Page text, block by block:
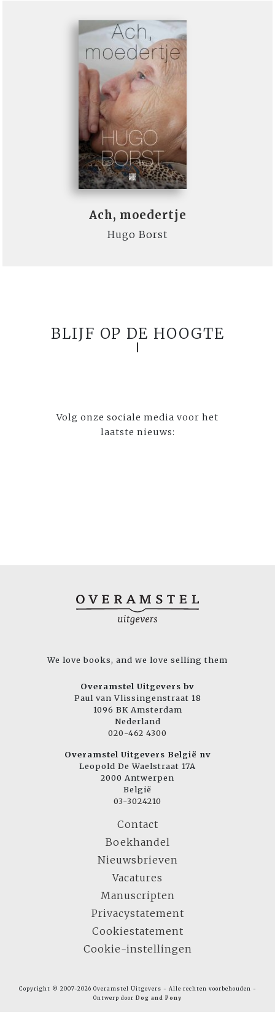
Ach, moedertje
Hugo Borst
BLIJF OP DE HOOGTE
Volg onze sociale media voor het
laatste nieuws:
We love books, and we love selling them
Overamstel Uitgevers bv
Paul van Vlissingenstraat 18
1096 BK Amsterdam
Nederland
020-462 4300
Overamstel Uitgevers België nv
Leopold De Waelstraat 17A
2000 Antwerpen
België
03-3024210
Contact
Boekhandel
Nieuwsbrieven
Vacatures
Manuscripten
Privacystatement
Cookiestatement
Cookie-instellingen
Copyright © 2007-2026 Overamstel Uitgevers - Alle rechten voorbehouden -
Ontwerp door Dog and Pony